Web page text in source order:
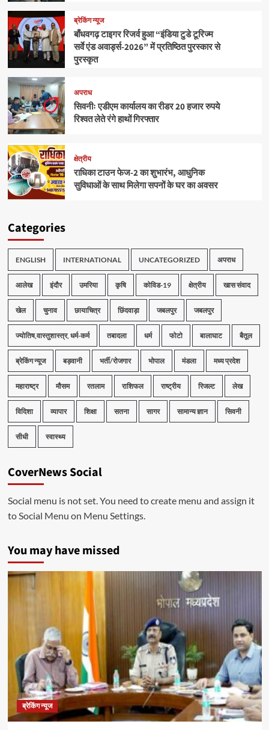
ब्रेकिंग न्यूज
बाँधवगढ़ टाइगर रिजर्व हुआ “इंडिया टुडे टूरिज्म
सर्वे एंड अवार्ड्स-2026” में प्रतिष्ठित पुरस्कार से
पुरस्कृत
अपराध
सिवनीः एडीएम कार्यालय का रीडर 20 हजार रुपये
रिश्वत लेते रंगे हाथों गिरफ्तार
क्षेत्रीय
राधिका टाउन फेज-2 का शुभारंभ, आधुनिक
सुविधाओं के साथ मिलेगा सपनों के घर का अवसर
Categories
ENGLISH INTERNATIONAL UNCATEGORIZED अपराध
आलेख इंदौर उमरिया कृषि कोविड-19 क्षेत्रीय खास संवाद
खेल चुनाव छायाचित्र छिंदवाड़ा जबलपुर जबलपुर
ज्योतिष,वास्तुशास्त्र, धर्म-कर्म तबादला धर्म फोटो बालाघाट बैतूल
ब्रेकिंग न्यूज बड़वानी भर्ती/रोजगार भोपाल मंडला मध्य प्रदेश
महाराष्ट्र मौसम रतलाम राशिफल राष्ट्रीय रिजल्ट लेख
विदिशा व्यापार शिक्षा सतना सागर सामान्य ज्ञान सिवनी
सीधी स्वास्थ्य
CoverNews Social
Social menu is not set. You need to create menu and assign it
to Social Menu on Menu Settings.
You may have missed
ब्रेकिंग न्यूज